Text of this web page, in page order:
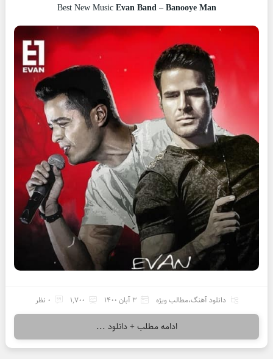
Best New MusicEvan Band–Banooye Man
دانلود آهنگ،مطالب ویژه 3 آبان 1400 1,700 0 نظر
ادامه مطلب + دانلود ...